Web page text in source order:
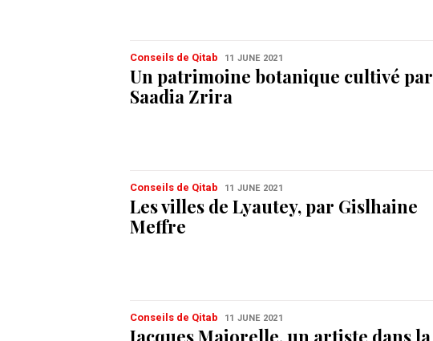
Conseils de Qitab 11 JUNE 2021
Un patrimoine botanique cultivé par
Saadia Zrira
Conseils de Qitab 11 JUNE 2021
Les villes de Lyautey, par Gislhaine
Meffre
Conseils de Qitab 11 JUNE 2021